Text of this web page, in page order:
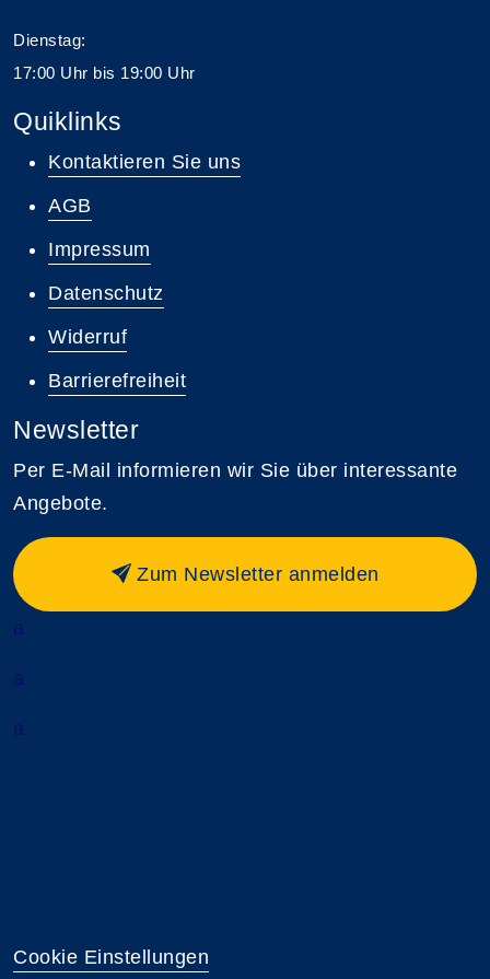
Dienstag:
17:00 Uhr bis 19:00 Uhr
Quiklinks
Kontaktieren Sie uns
AGB
Impressum
Datenschutz
Widerruf
Barrierefreiheit
Newsletter
Per E-Mail informieren wir Sie über interessante
Angebote.
Zum Newsletter anmelden
a
a
a
Cookie Einstellungen